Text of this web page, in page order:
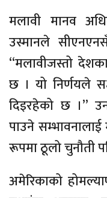
मलावी मानव
उस्मानले
“मलावीजस्तो
छ । यो निर्णयले
दिइरहेको छ ।”
पाउने सम्भावनालाई
रूपमा ठूलो चुनौती
अमेरिकाको